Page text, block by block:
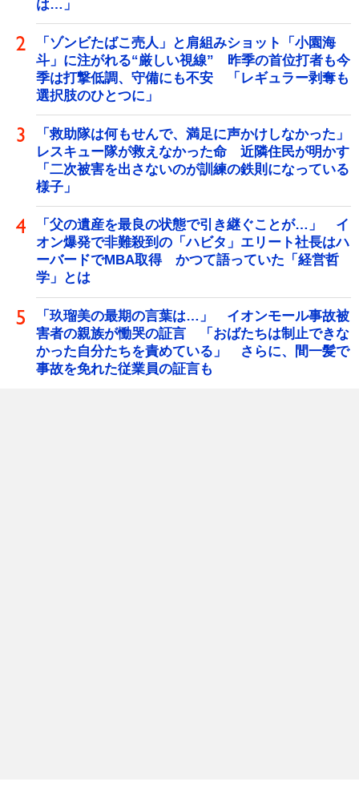
は…」
「ゾンビたばこ売人」と肩組みショット「小園海
斗」に注がれる“厳しい視線” 昨季の首位打者も今
季は打撃低調、守備にも不安 「レギュラー剥奪も
選択肢のひとつに」
「救助隊は何もせんで、満足に声かけしなかった」
レスキュー隊が救えなかった命 近隣住民が明かす
「二次被害を出さないのが訓練の鉄則になっている
様子」
「父の遺産を最良の状態で引き継ぐことが…」 イ
オン爆発で非難殺到の「ハビタ」エリート社長はハ
ーバードでMBA取得 かつて語っていた「経営哲
学」とは
「玖瑠美の最期の言葉は…」 イオンモール事故被
害者の親族が慟哭の証言 「おばたちは制止できな
かった自分たちを責めている」 さらに、間一髪で
事故を免れた従業員の証言も